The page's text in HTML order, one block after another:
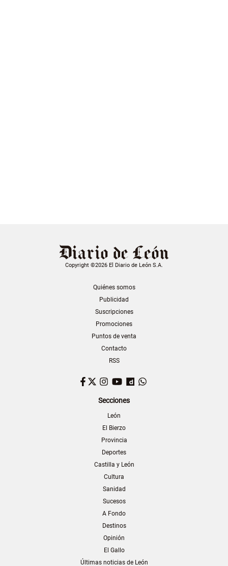
Copyright ©2026 El Diario de León S.A.
Quiénes somos
Publicidad
Suscripciones
Promociones
Puntos de venta
Contacto
RSS
Facebook
TwitterInstagram
YouTubeDailymotion
Secciones
León
El Bierzo
Provincia
Deportes
Castilla y León
Cultura
Sanidad
Sucesos
A Fondo
Destinos
Opinión
El Gallo
Últimas noticias de León